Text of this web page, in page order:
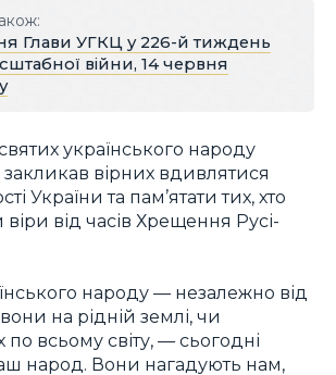
Глави УГКЦ у 226-й тиждень
війни, 14 червня
українського народу
вірних вдивлятися
України та пам’ятати тих, хто
віри від часів Хрещення Русі-
народу — незалежно від
на рідній землі, чи
всьому світу, — сьогодні
народ. Вони нагадують нам,